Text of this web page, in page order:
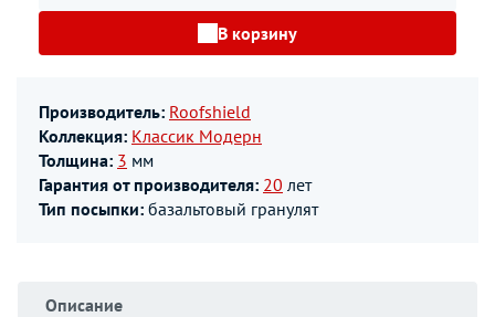
В корзину
Производитель: Roofshield
Коллекция: Классик Модерн
Толщина: 3 мм
Гарантия от производителя: 20 лет
Тип посыпки: базальтовый гранулят
Описание